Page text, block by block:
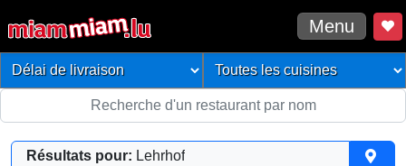
Menu
Résultats pour: Lehrhof